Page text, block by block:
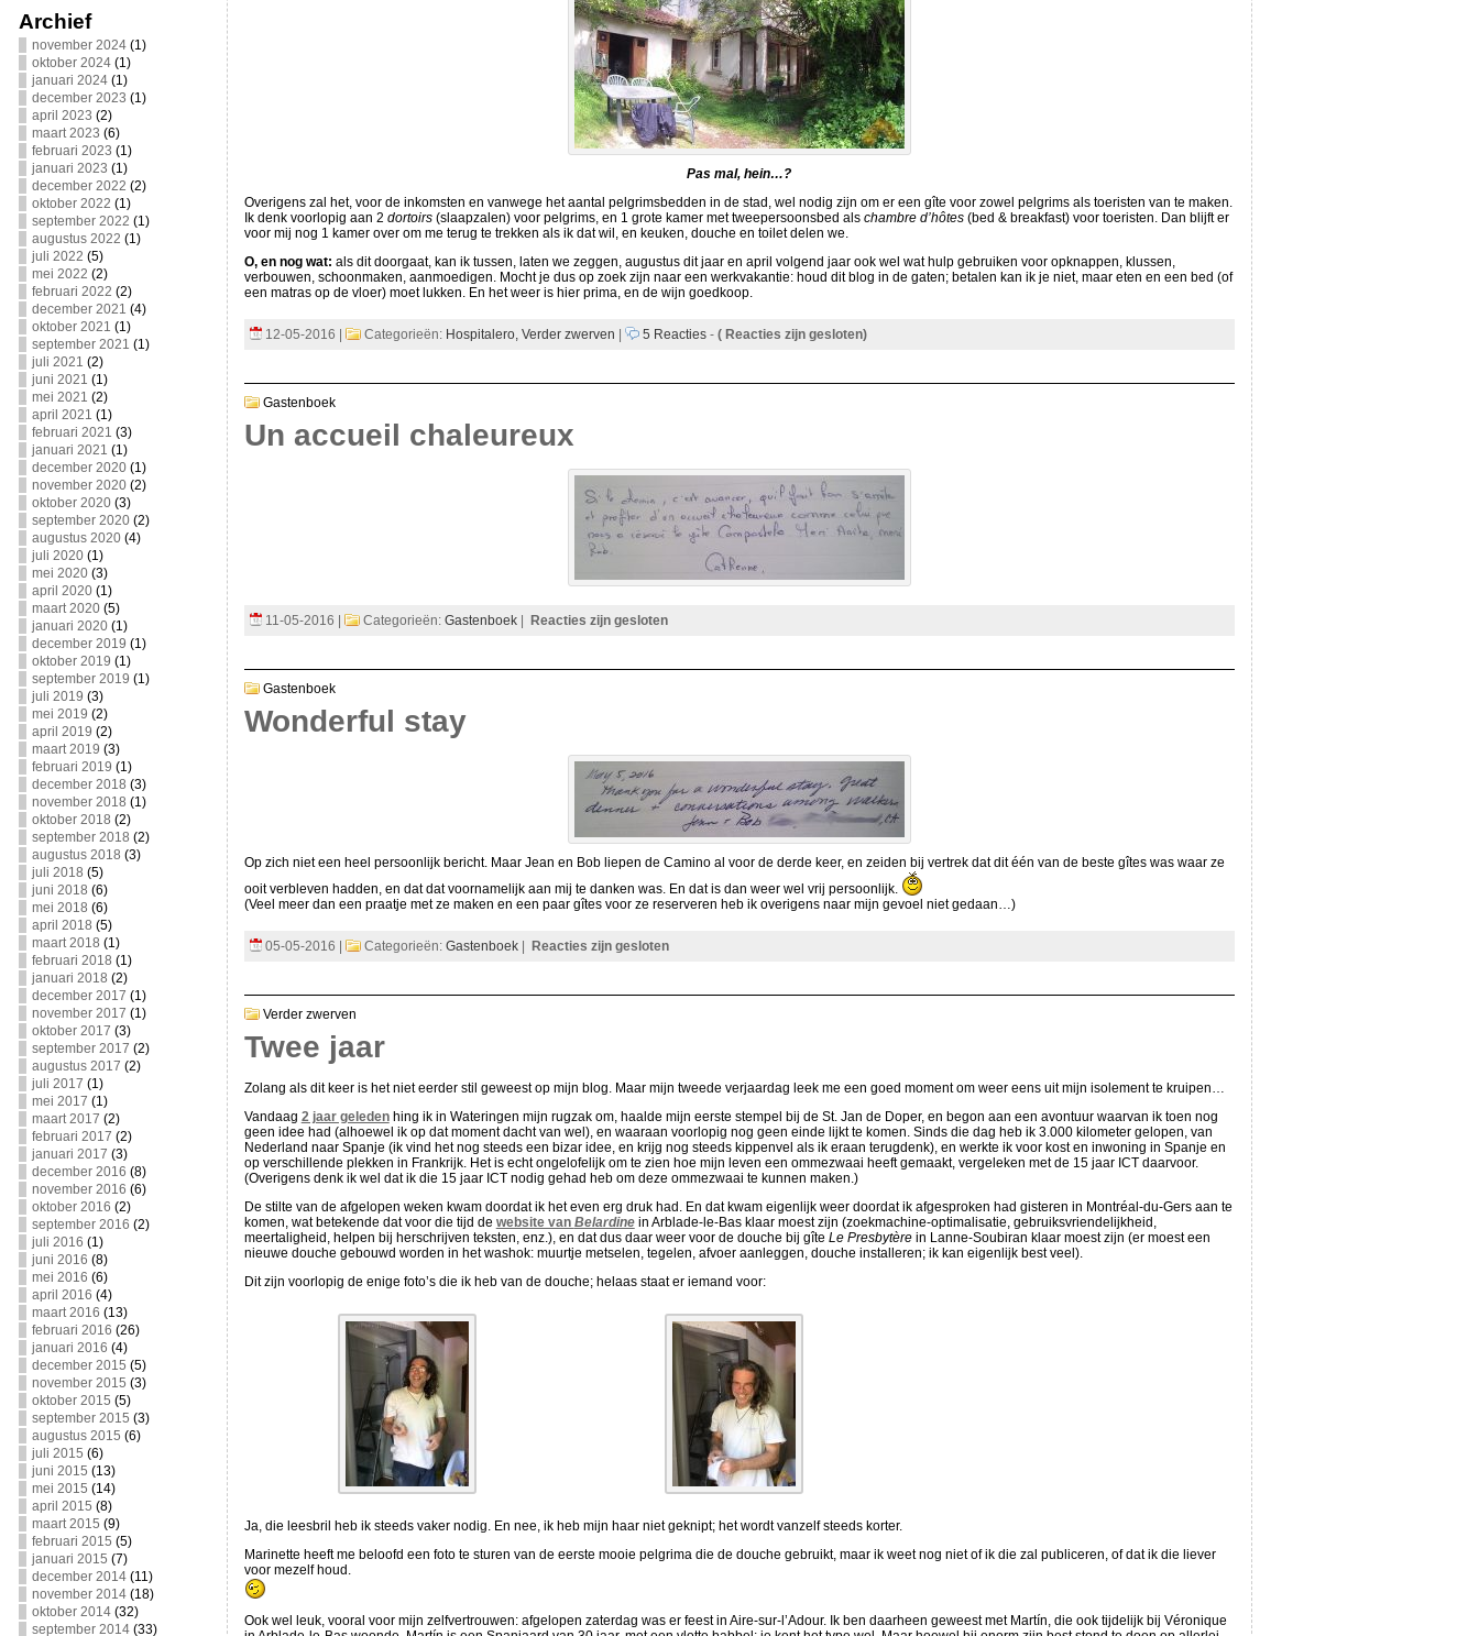
Archief
november 2024(1)
oktober 2024(1)
januari 2024(1)
december 2023 (1)
april 2023 (2)
maart 2023 (6)
februari 2023 (1)
januari 2023 (1)
december 2022 (2)
oktober 2022 (1)
september 2022 (1)
augustus 2022 (1)
juli 2022 (5)
mei 2022 (2)
februari 2022 (2)
december 2021 (4)
oktober 2021 (1)
september 2021 (1)
juli 2021 (2)
juni 2021 (1)
mei 2021 (2)
april 2021 (1)
februari 2021 (3)
januari 2021 (1)
december 2020(1)
november 2020(2)
oktober 2020(3)
september 2020(2)
augustus 2020(4)
juli 2020(1)
mei 2020(3)
april 2020(1)
maart 2020(5)
januari 2020(1)
december 2019 (1)
oktober 2019 (1)
september 2019 (1)
juli 2019 (3)
mei 2019 (2)
april 2019 (2)
maart 2019 (3)
februari 2019 (1)
december 2018 (3)
november 2018 (1)
oktober 2018 (2)
september 2018 (2)
augustus 2018 (3)
juli 2018 (5)
juni 2018 (6)
mei 2018 (6)
april 2018 (5)
maart 2018 (1)
februari 2018 (1)
januari 2018 (2)
december 2017 (1)
november 2017 (1)
oktober 2017 (3)
september 2017 (2)
augustus 2017 (2)
juli 2017 (1)
mei 2017 (1)
maart 2017 (2)
februari 2017 (2)
januari 2017 (3)
december 2016 (8)
november 2016 (6)
oktober 2016 (2)
september 2016 (2)
juli 2016 (1)
juni 2016 (8)
mei 2016 (6)
april 2016 (4)
maart 2016 (13)
februari 2016 (26)
januari 2016 (4)
december 2015 (5)
november 2015 (3)
oktober 2015 (5)
september 2015 (3)
augustus 2015 (6)
juli 2015 (6)
juni 2015 (13)
mei 2015 (14)
april 2015 (8)
maart 2015 (9)
februari 2015 (5)
januari 2015 (7)
december 2014(11)
november 2014(18)
oktober 2014(32)
september 2014(33)
Pas mal, hein…?
Overigens zal het, voor de inkomsten en vanwege het aantal pelgrimsbedden in de stad, wel nodig zijn om er een gîte voor zowel pelgrims als toeristen van te maken.
Ik denk voorlopig aan 2 dortoirs(slaapzalen) voor pelgrims, en 1 grote kamer met tweepersoonsbed als chambre d’hôtes(bed & breakfast) voor toeristen. Dan blijft er
voor mij nog 1 kamer over om me terug te trekken als ik dat wil, en keuken, douche en toilet delen we.
O, en nog wat: als dit doorgaat, kan ik tussen, laten we zeggen, augustus dit jaar en april volgend jaar ook wel wat hulp gebruiken voor opknappen, klussen,
verbouwen, schoonmaken, aanmoedigen. Mocht je dus op zoek zijn naar een werkvakantie: houd dit blog in de gaten; betalen kan ik je niet, maar eten en een bed (of
een matras op de vloer) moet lukken. En het weer is hier prima, en de wijn goedkoop.
12-05-2016 | Categorieën: Hospitalero, Verder zwerven 5 Reacties- (Reacties zijn gesloten)
Gastenboek
Un accueil chaleureux
11-05-2016 | Categorieën: Gastenboek| Reacties zijn gesloten
Gastenboek
Wonderful stay
Op zich niet een heel persoonlijk bericht. Maar Jean en Bob liepen de Camino al voor de derde keer, en zeiden bij vertrek dat dit één van de beste gîtes was waar ze
ooit verbleven hadden, en dat dat voornamelijk aan mij te danken was. En dat is dan weer wel vrij persoonlijk.
(Veel meer dan een praatje met ze maken en een paar gîtes voor ze reserveren heb ik overigens naar mijn gevoel niet gedaan…)
05-05-2016 | Categorieën: Gastenboek| Reacties zijn gesloten
Verder zwerven
Twee jaar
Zolang als dit keer is het niet eerder stil geweest op mijn blog. Maar mijn tweede verjaardag leek me een goed moment om weer eens uit mijn isolement te kruipen…
Vandaag 2 jaar geledenhing ik in Wateringen mijn rugzak om, haalde mijn eerste stempel bij de St. Jan de Doper, en begon aan een avontuur waarvan ik toen nog
geen idee had (alhoewel ik op dat moment dacht van wel), en waaraan voorlopig nog geen einde lijkt te komen. Sinds die dag heb ik 3.000 kilometer gelopen, van
Nederland naar Spanje (ik vind het nog steeds een bizar idee, en krijg nog steeds kippenvel als ik eraan terugdenk), en werkte ik voor kost en inwoning in Spanje en
op verschillende plekken in Frankrijk. Het is echt ongelofelijk om te zien hoe mijn leven een ommezwaai heeft gemaakt, vergeleken met de 15 jaar ICT daarvoor.
(Overigens denk ik wel dat ik die 15 jaar ICT nodig gehad heb om deze ommezwaai te kunnen maken.)
De stilte van de afgelopen weken kwam doordat ik het even erg druk had. En dat kwam eigenlijk weer doordat ik afgesproken had gisteren in Montréal-du-Gers aan te
komen, wat betekende dat voor die tijd de website van Belardinein Arblade-le-Bas klaar moest zijn (zoekmachine-optimalisatie, gebruiksvriendelijkheid,
meertaligheid, helpen bij herschrijven teksten, enz.), en dat dus daar weer voor de douche bij gîte Le Presbytèrein Lanne-Soubiran klaar moest zijn (er moest een
nieuwe douche gebouwd worden in het washok: muurtje metselen, tegelen, afvoer aanleggen, douche installeren; ik kan eigenlijk best veel).
Dit zijn voorlopig de enige foto’s die ik heb van de douche; helaas staat er iemand voor:
Ja, die leesbril heb ik steeds vaker nodig. En nee, ik heb mijn haar niet geknipt; het wordt vanzelf steeds korter.
Marinette heeft me beloofd een foto te sturen van de eerste mooie pelgrima die de douche gebruikt, maar ik weet nog niet of ik die zal publiceren, of dat ik die liever
voor mezelf houd.
Ook wel leuk, vooral voor mijn zelfvertrouwen: afgelopen zaterdag was er feest in Aire-sur-l’Adour. Ik ben daarheen geweest met Martín, die ook tijdelijk bij Véronique